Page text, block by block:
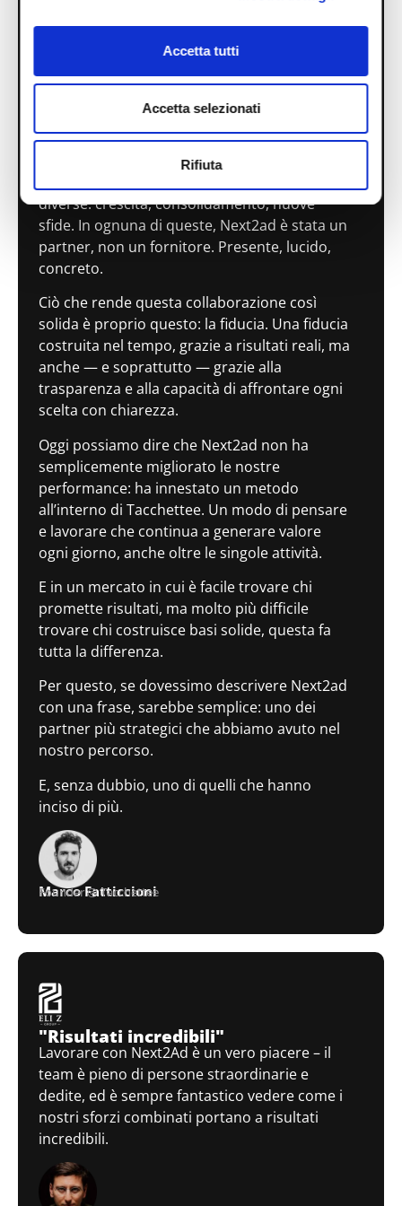
Accetta tutti
Accetta selezionati
Rifiuta
E questa, per noi, è stata la vera svolta.
più è la capacità del team di essere sempre
un passo avanti. Non lavorano “a task”, ma
per obiettivi. Non eseguono, guidano. E
lavoro: alzano continuamente l’asticella.
diverse: crescita, consolidamento, nuove
sfide. In ognuna di queste, Next2ad è stata un
partner, non un fornitore. Presente, lucido,
concreto.
Ciò che rende questa collaborazione così
solida è proprio questo: la fiducia. Una fiducia
costruita nel tempo, grazie a risultati reali, ma
anche — e soprattutto — grazie alla
trasparenza e alla capacità di affrontare ogni
scelta con chiarezza.
Oggi possiamo dire che Next2ad non ha
semplicemente migliorato le nostre
performance: ha innestato un metodo
all’interno di Tacchettee. Un modo di pensare
e lavorare che continua a generare valore
ogni giorno, anche oltre le singole attività.
E in un mercato in cui è facile trovare chi
promette risultati, ma molto più difficile
trovare chi costruisce basi solide, questa fa
tutta la differenza.
Per questo, se dovessimo descrivere Next2ad
con una frase, sarebbe semplice: uno dei
partner più strategici che abbiamo avuto nel
nostro percorso.
E, senza dubbio, uno di quelli che hanno
inciso di più.
Marco Fatticcioni
Founder @ Tacchettee
"Risultati incredibili"
Lavorare con Next2Ad è un vero piacere – il
team è pieno di persone straordinarie e
dedite, ed è sempre fantastico vedere come i
nostri sforzi combinati portano a risultati
incredibili.